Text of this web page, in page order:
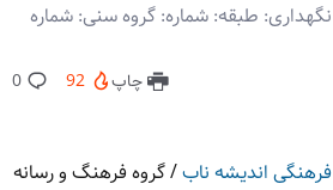
طبقه: شماره: گروه سنی: شماره
چاپ 92
0
اندیشه ناب/گروه فرهنگ و رسانه